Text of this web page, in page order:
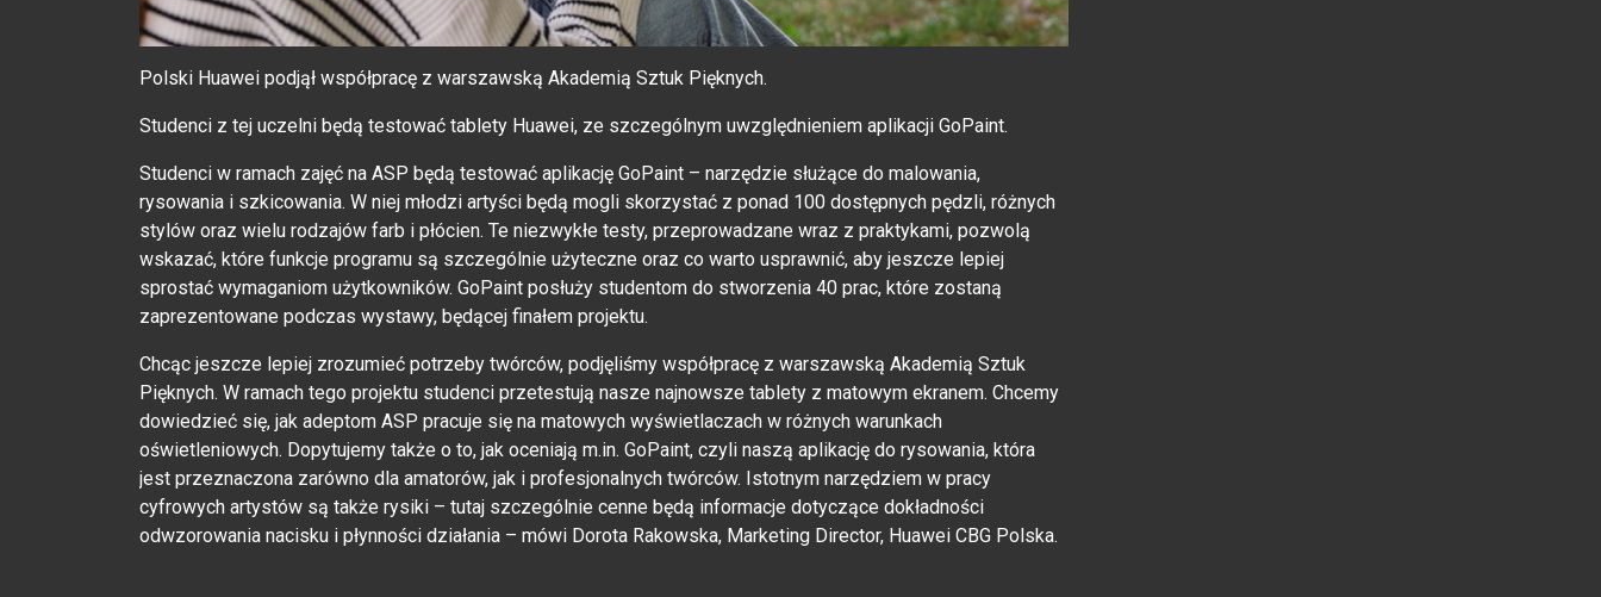
Polski Huawei podjął współpracę z warszawską Akademią Sztuk Pięknych.
Studenci z tej uczelni będą testować tablety Huawei, ze szczególnym uwzględnieniem aplikacji GoPaint.
Studenci w ramach zajęć na ASP będą testować aplikację GoPaint – narzędzie służące do malowania,
rysowania i szkicowania. W niej młodzi artyści będą mogli skorzystać z ponad 100 dostępnych pędzli, różnych
stylów oraz wielu rodzajów farb i płócien. Te niezwykłe testy, przeprowadzane wraz z praktykami, pozwolą
wskazać, które funkcje programu są szczególnie użyteczne oraz co warto usprawnić, aby jeszcze lepiej
sprostać wymaganiom użytkowników. GoPaint posłuży studentom do stworzenia 40 prac, które zostaną
zaprezentowane podczas wystawy, będącej finałem projektu.
Chcąc jeszcze lepiej zrozumieć potrzeby twórców, podjęliśmy współpracę z warszawską Akademią Sztuk
Pięknych. W ramach tego projektu studenci przetestują nasze najnowsze tablety z matowym ekranem. Chcemy
dowiedzieć się, jak adeptom ASP pracuje się na matowych wyświetlaczach w różnych warunkach
oświetleniowych. Dopytujemy także o to, jak oceniają m.in. GoPaint, czyli naszą aplikację do rysowania, która
jest przeznaczona zarówno dla amatorów, jak i profesjonalnych twórców. Istotnym narzędziem w pracy
cyfrowych artystów są także rysiki – tutaj szczególnie cenne będą informacje dotyczące dokładności
odwzorowania nacisku i płynności działania – mówi Dorota Rakowska, Marketing Director, Huawei CBG Polska.